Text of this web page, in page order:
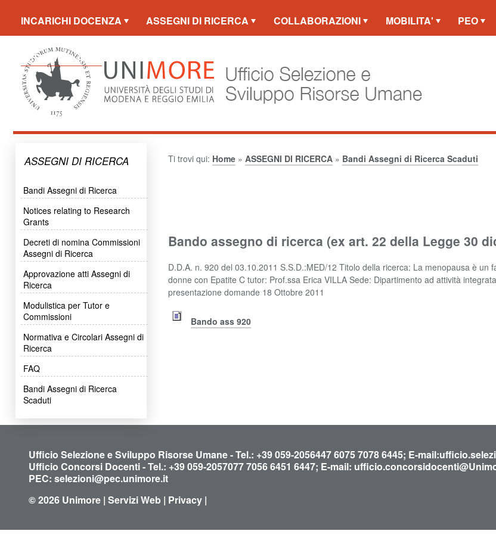
INCARICHI DOCENZA ASSEGNI DI RICERCA COLLABORAZIONI MOBILITA' PEO
PERS. TEC. AMM.
ASSEGNI DI RICERCA
Bandi Assegni di Ricerca
Notices relating to Research
Grants
Decreti di nomina Commissioni
Assegni di Ricerca
Approvazione atti Assegni di
Ricerca
Modulistica per Tutor e
Commissioni
Normativa e Circolari Assegni di
Ricerca
FAQ
Bandi Assegni di Ricerca
Scaduti
Ti trovi qui: Home » ASSEGNI DI RICERCA » Bandi Assegni di Ricerca Scaduti
Bando assegno di ricerca (ex art. 22 della Legge 30
D.D.A. n. 920 del 03.10.2011 S.S.D.:MED/12 Titolo della ricerca: La menopausa è
donne con Epatite C tutor: Prof.ssa Erica VILLA Sede: Dipartimento ad attività
presentazione domande 18 Ottobre 2011
Bando ass 920
Ufficio Selezione e Sviluppo Risorse Umane - Tel.: +39 059-2056447 6075 7078 6445; E-mail:
Ufficio Concorsi Docenti - Tel.: +39 059-2057077 7056 6451 6447; E-mail:
PEC: selezioni@pec.unimore.it
© 2026 Unimore | Servizi Web | Privacy |